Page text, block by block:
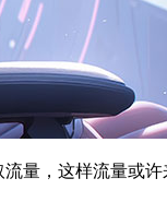
量，这样流量或